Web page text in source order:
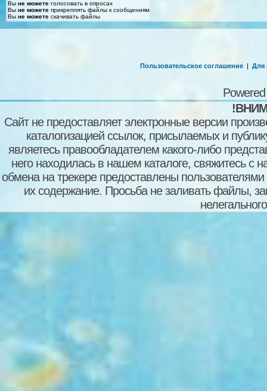
Вы не можете голосовать в опросах
Вы не можете прикреплять файлы к сообщениям
Вы не можете скачивать файлы
Пользовательское соглашение | Для
Сайт не предоставляет электронные версии
каталогизацией ссылок, присылаемых и
являетесь правообладателем какого-либо
него находилась в нашем каталоге, свяжитесь
обмена на трекере предоставлены пользователями
их содержание. Просьба не заливать файлы,